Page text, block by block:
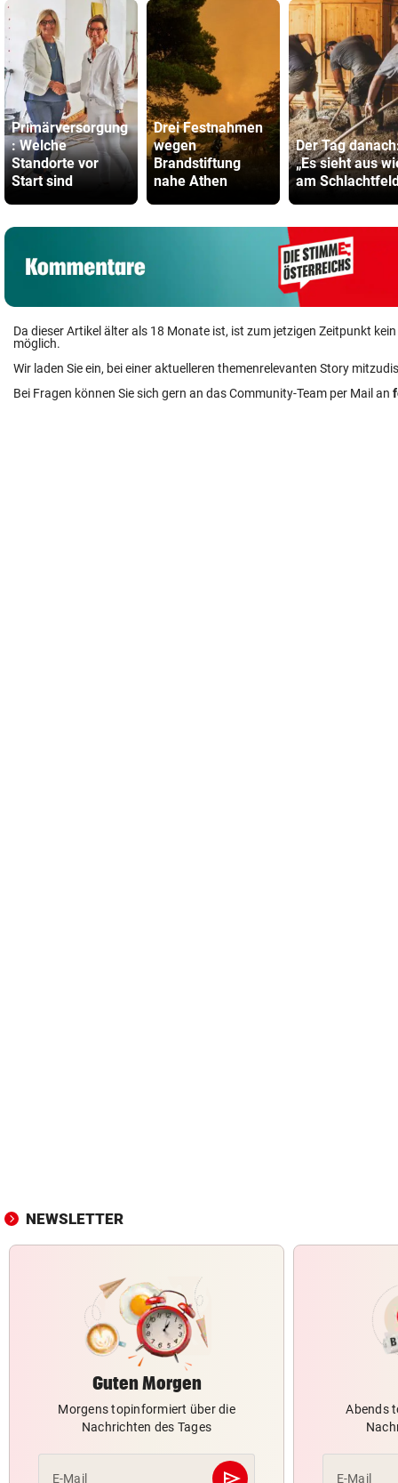
Primärversorgung
: Welche
Standorte vor
Start sind
Drei Festnahmen
wegen
Brandstiftung
nahe Athen
Der Tag
„Es sieht aus
am
Da dieser Artikel älter als 18 Monate ist, ist zum jetzigen Zeitpunkt
möglich.
Wir laden Sie ein, bei einer aktuelleren themenrelevanten Story
Bei Fragen können Sie sich gern an das Community-Team per Mail an
NEWSLETTER
Guten Morgen
Morgens topinformiert über die
Nachrichten des Tages
E-Mail
Abends
E-Mail